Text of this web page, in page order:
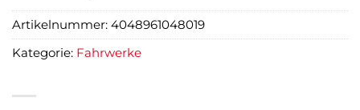
Artikelnummer: 4048961048019
Kategorie: Fahrwerke